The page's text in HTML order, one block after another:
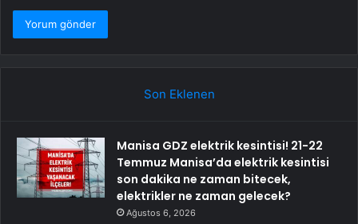
Son Eklenen
Manisa GDZ elektrik kesintisi! 21-22
Temmuz Manisa’da elektrik kesintisi
son dakika ne zaman bitecek,
elektrikler ne zaman gelecek?
Ağustos 6, 2026